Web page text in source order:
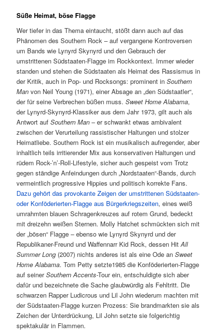
Süße Heimat, böse Flagge
Wer tiefer in das Thema eintaucht, stößt dann auch auf das
Phänomen des Southern Rock – auf vergangene Kontroversen
um Bands wie Lynyrd Skynyrd und den Gebrauch der
umstrittenen Südstaaten-Flagge im Rockkontext. Immer wieder
standen und stehen die Südstaaten als Heimat des Rassismus in
der Kritik, auch in Pop- und Rocksongs: prominent inSouthern
Man von Neil Young (1971), einer Absage an „den Südstaatler“,
der für seine Verbrechen büßen muss.Sweet Home Alabama,
der Lynyrd-Skynyrd-Klassiker aus dem Jahr 1973, gilt auch als
Antwort aufSouthern Man – er schwankt etwas ambivalent
zwischen der Verurteilung rassistischer Haltungen und stolzer
Heimatliebe. Southern Rock ist ein musikalisch aufregender, aber
inhaltlich teils irritierender Mix aus konservativen Haltungen und
rüdem Rock-’n’-Roll-Lifestyle, sicher auch gespeist vom Trotz
gegen ständige Anfeindungen durch „Nordstaaten“-Bands, durch
vermeintlich progressive Hippies und politisch korrekte Fans.
Dazu gehört das provokante Zeigen der umstrittenen Südstaaten-
oder Konföderierten-Flagge aus Bürgerkriegszeiten, eines weiß
umrahmten blauen Schragenkreuzes auf rotem Grund, bedeckt
mit dreizehn weißen Sternen. Molly Hatchet schmückten sich mit
der „bösen“ Flagge – ebenso wie Lynyrd Skynyrd und der
Republikaner-Freund und Waffennarr Kid Rock, dessen HitAll
Summer Long (2007) nichts anderes ist als eine Ode anSweet
Home Alabama. Tom Petty setzte1985 die Konföderierten-Flagge
auf seinerSouthern Accents-Tour ein, entschuldigte sich aber
dafür und bezeichnete die Sache glaubwürdig als Fehltritt. Die
schwarzen Rapper Ludicrous und Lil John wiederum machten mit
der Südstaaten-Flagge kurzen Prozess: Sie brandmarkten sie als
Zeichen der Unterdrückung, Lil John setzte sie folgerichtig
spektakulär in Flammen.